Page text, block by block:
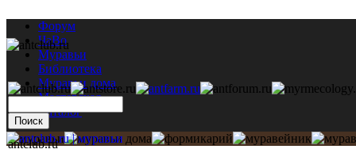
Форум
ЧаВо
Муравьи
Библиотека
Муравьи дома
Мастерская
Каталог
antclub.ru